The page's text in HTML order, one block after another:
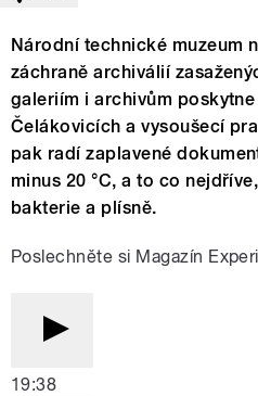
Národní technické muzeum
záchraně archiválií
galeriím i archivům
Čelákovicích a vysoušecí
pak radí zaplavené
minus 20 °C, a to co
bakterie a plísně.
Poslechněte si Magazín
19:38